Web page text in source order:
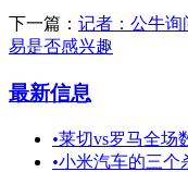
下一篇： 记者：公牛询
易是否感兴趣
最新信息
•莱切vs罗马全场
•小米汽车的三个